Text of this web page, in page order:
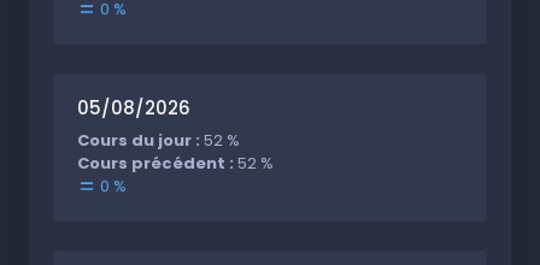
0 %
05/08/2026
Cours du jour : 52 %
Cours précédent : 52 %
0 %